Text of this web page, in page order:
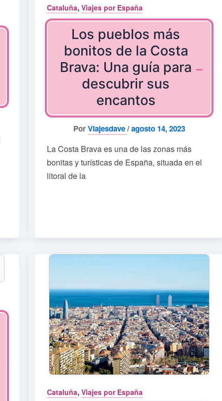
Cataluña, Viajes por España
Los pueblos más
bonitos de la Costa
Brava: Una guía para
descubrir sus
encantos
PorViajesdave/agosto 14, 2023
La Costa Brava es una de las zonas más
bonitas y turísticas de España, situada en el
litoral de la
Cataluña, Viajes por España